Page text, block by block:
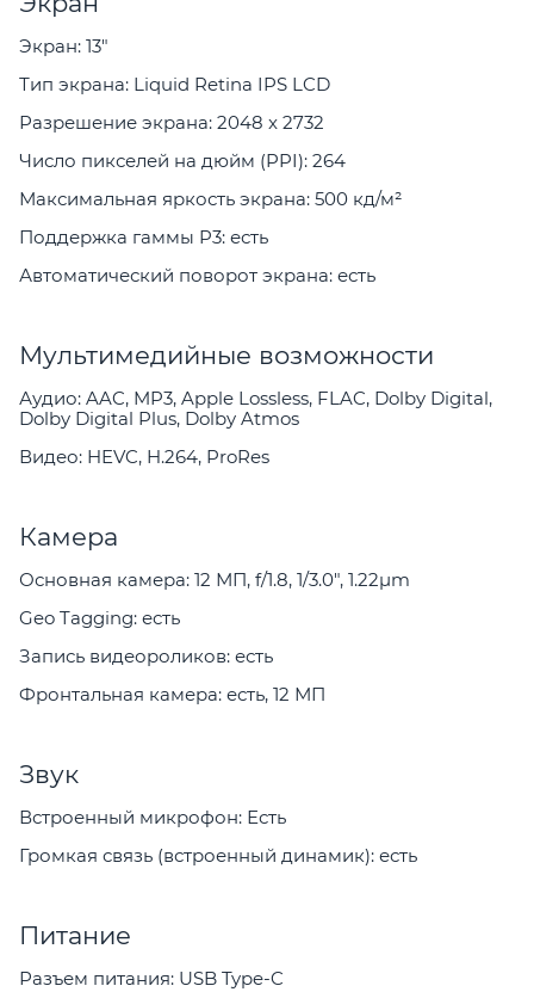
Экран: 13"
Тип экрана: Liquid Retina IPS LCD
Разрешение экрана: 2048 x 2732
Число пикселей на дюйм (PPI): 264
Максимальная яркость экрана: 500 кд/м²
Поддержка гаммы P3: есть
Автоматический поворот экрана: есть
Мультимедийные возможности
Аудио: AAC, MP3, Apple Lossless, FLAC, Dolby Digital,
Dolby Digital Plus, Dolby Atmos
Видео: HEVC, H.264, ProRes
Камера
Основная камера: 12 МП, f/1.8, 1/3.0", 1.22µm
Geo Tagging: есть
Запись видеороликов: есть
Фронтальная камера: есть, 12 МП
Звук
Встроенный микрофон: Есть
Громкая связь (встроенный динамик): есть
Питание
Разъем питания: USB Type-C